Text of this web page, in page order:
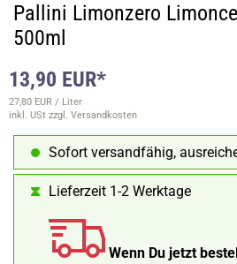
Pallini Limonzero
500ml
13,90 EUR*
27,80 EUR / Liter
inkl. USt zzgl. Versandkosten
Sofort versandfähig,
Lieferzeit 1-2 Werktage
Wenn Du jetzt